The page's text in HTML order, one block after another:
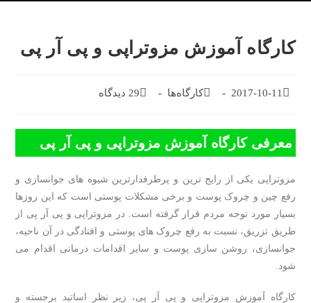
کارگاه آموزش مزوتراپی و پی آر پی
تاریخ2017-10-11
دسته‌بندی
کارگاه‌ها
دیدگاه‌های
29 دیدگاه
معرفی کارگاه آموزش مزوتراپی و پی آر پی
مزوتراپی یکی از رایج ترین و پرطرفدارترین شیوه های جوانسازی و
رفع چین و چروک پوست و برخی مشکلات پوستی است که این روزها
بسیار مورد توجه مردم قرار گرفته است. در مزوتراپی و پی آر پی از
طریق تزریق، نسبت به رفع چروک های پوستی و افتادگی در آن ناحیه،
جوانسازی، روشن سازی پوست و سایر اقدامات درمانی اقدام می
شود.
کارگاه آموزش مزوتراپی و پی آر پی، زیر نظر اساتید برجسته و